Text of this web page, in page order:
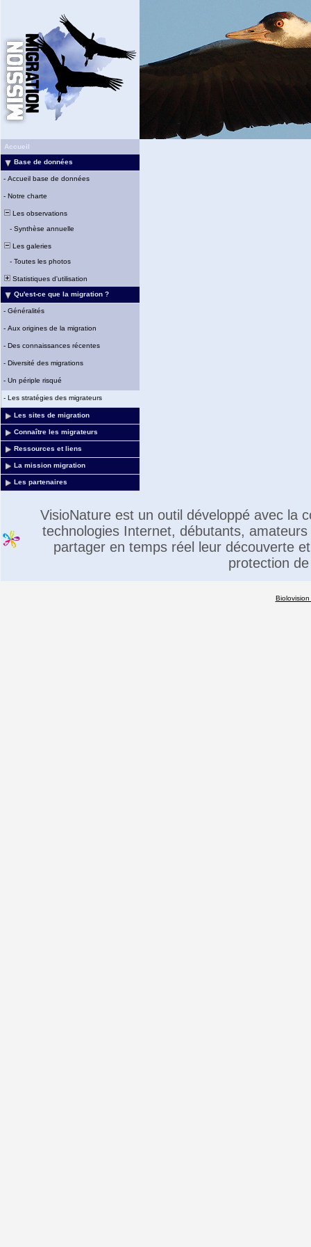
Accueil
Base de données
- Accueil base de données
- Notre charte
Les observations
- Synthèse annuelle
Les galeries
- Toutes les photos
Statistiques d'utilisation
Qu'est-ce que la migration ?
- Généralités
- Aux origines de la migration
- Des connaissances récentes
- Diversité des migrations
- Un périple risqué
- Les stratégies des migrateurs
Les sites de migration
Connaître les migrateurs
Ressources et liens
La mission migration
Les partenaires
VisioNature est un outil développé avec la
technologies Internet, débutants,
partager en temps réel leur découverte
protection
Biolovision